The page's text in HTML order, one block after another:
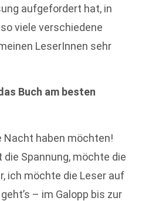
aufgefordert hat, in
viele verschiedene
LeserInnen sehr
Buch am besten
Nacht haben möchten!
Spannung, möchte die
ich möchte die Leser auf
– im Galopp bis zur